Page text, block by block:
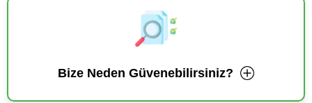
Bize Neden Güvenebilirsiniz?